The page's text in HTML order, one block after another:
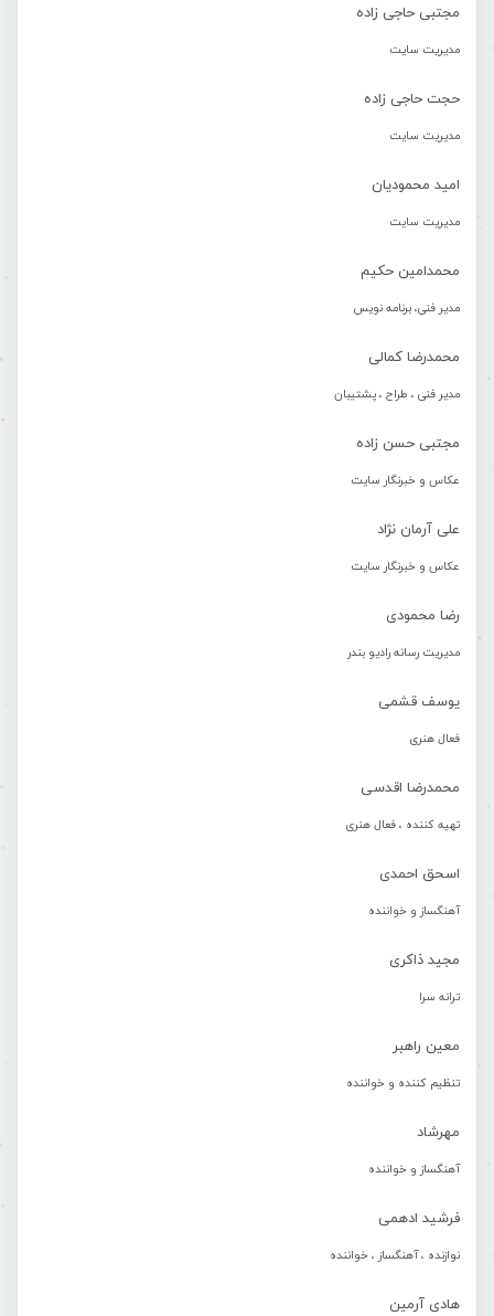
مجتبی حاجی زاده
مدیریت سایت
حجت حاجی زاده
مدیریت سایت
امید محمودیان
مدیریت سایت
محمدامین حکیم
مدیر فنی، برنامه نویس
محمدرضا کمالی
مدیر فنی ، طراح ، پشتیبان
مجتبی حسن زاده
عکاس و خبرنگار سایت
علی آرمان نژاد
عکاس و خبرنگار سایت
رضا محمودی
مدیریت رسانه رادیو بندر
یوسف قشمی
فعال هنری
محمدرضا اقدسی
تهیه کننده ، فعال هنری
اسحق احمدی
آهنگساز و خواننده
مجید ذاکری
ترانه سرا
معین راهبر
تنظیم کننده و خواننده
مهرشاد
آهنگساز و خواننده
فرشید ادهمی
نوازنده ، آهنگساز ، خواننده
هادی آرمین